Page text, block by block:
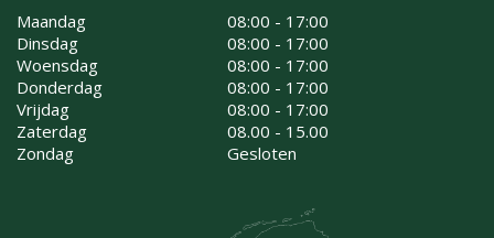
Maandag
08:00 - 17:00
Dinsdag
08:00 - 17:00
Woensdag
08:00 - 17:00
Donderdag
08:00 - 17:00
Vrijdag
08:00 - 17:00
Zaterdag
08.00 - 15.00
Zondag
Gesloten